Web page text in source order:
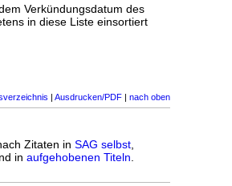
Verkündungsdatum des
in diese Liste einsortiert
| Ausdrucken/PDF | nach oben
Zitaten in SAG selbst
in aufgehobenen Titeln